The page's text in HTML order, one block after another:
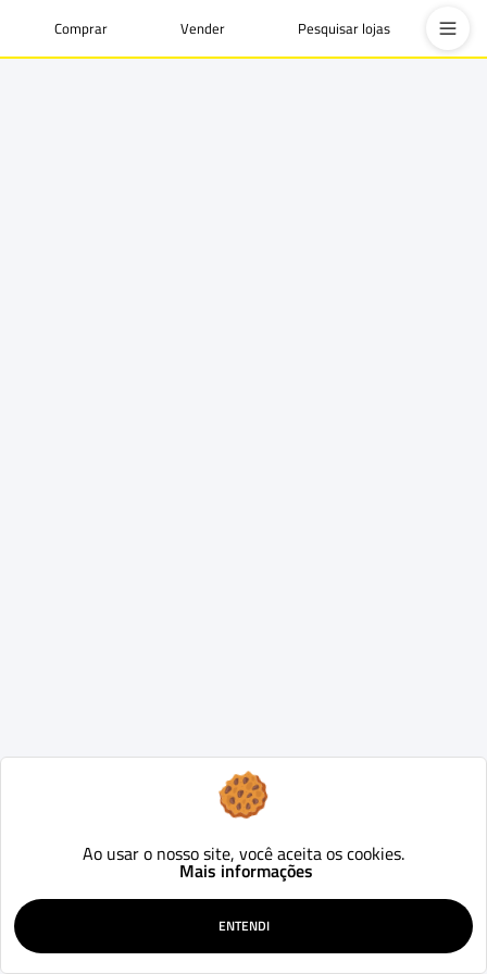
Comprar Vender Pesquisar lojas
Ao usar o nosso site, você aceita os cookies.
Mais informações
ENTENDI